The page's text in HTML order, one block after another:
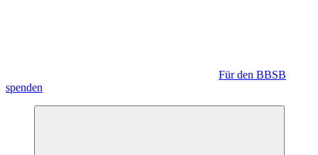
Für den BBSB
spenden